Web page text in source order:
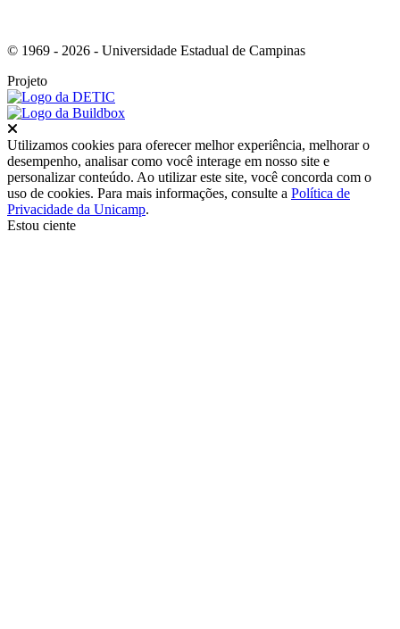
© 1969 - 2026 - Universidade Estadual de Campinas
Projeto
Utilizamos cookies para oferecer melhor experiência, melhorar o
desempenho, analisar como você interage em nosso site e
personalizar conteúdo. Ao utilizar este site, você concorda com o
uso de cookies. Para mais informações, consulte a Política de
Privacidade da Unicamp.
Estou ciente